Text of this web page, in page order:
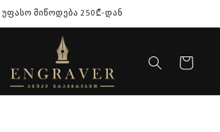
უფასო მიწოდება 250₾-დან
კალათა